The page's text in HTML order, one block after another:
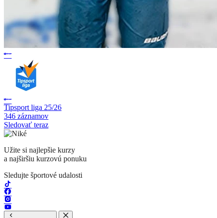
Tipsport liga 25/26
346 záznamov
Sledovať teraz
Užite si najlepšie kurzy
a najširšiu kurzovú ponuku
Sledujte športové udalosti